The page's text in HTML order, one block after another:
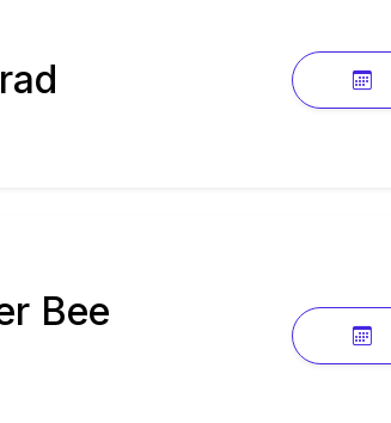
Bee